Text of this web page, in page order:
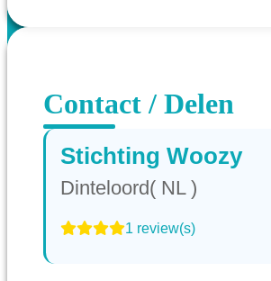
Contact / Delen
Stichting Woozy
Dinteloord( NL )
1 review(s)